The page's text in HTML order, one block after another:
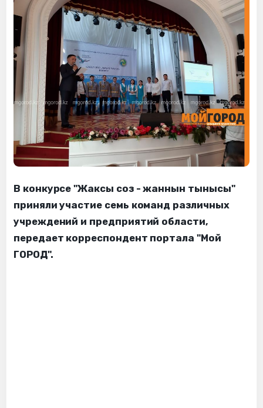
В конкурсе "Жаксы соз - жаннын тынысы"
приняли участие семь команд различных
учреждений и предприятий области,
передает корреспондент портала "Мой
ГОРОД".